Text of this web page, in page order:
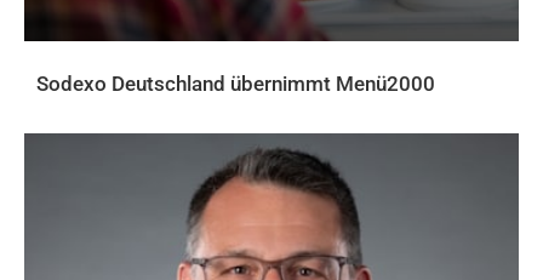
Sodexo Deutschland übernimmt Menü2000